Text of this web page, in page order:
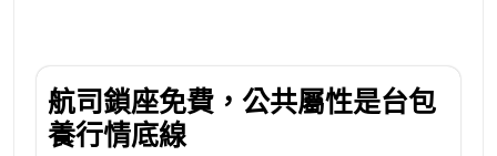
航司鎖座免費，公共屬性是台包
養行情底線